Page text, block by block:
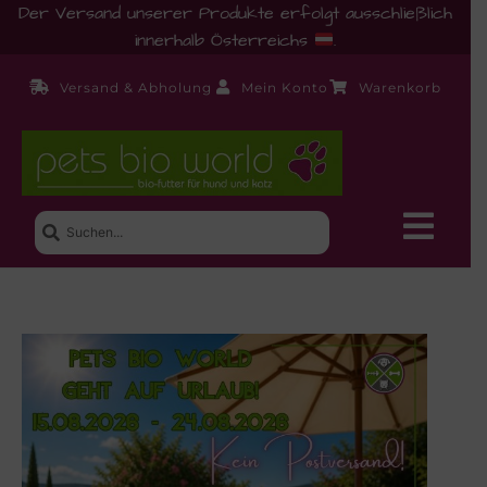
Der Versand unserer Produkte erfolgt ausschließlich
innerhalb Österreichs
.
Versand & Abholung Mein Konto Warenkorb
Neue Produkte
Shop
Ernährungsberatung!
Startseite